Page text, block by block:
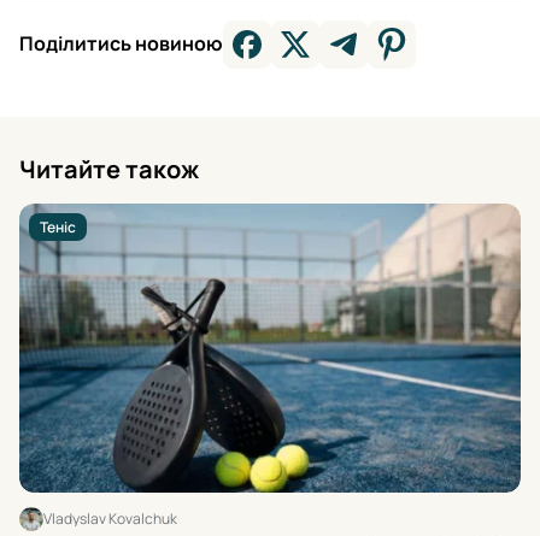
Поділитись новиною
Читайте також
Теніс
Vladyslav Kovalchuk